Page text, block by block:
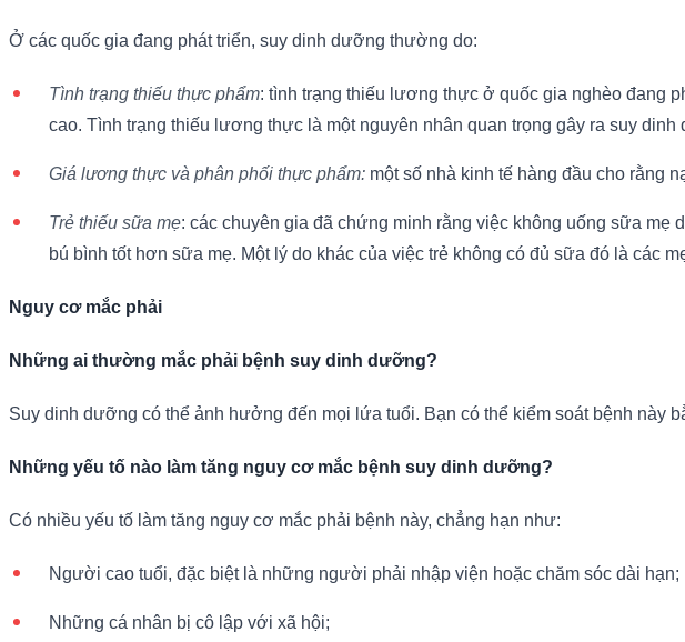
Ở các quốc gia đang phát triển, suy dinh dưỡng thường do:
Tình trạng thiếu thực phẩm: tình trạng thiếu lương thực ở quốc gia nghèo đang
cao. Tình trạng thiếu lương thực là một nguyên nhân quan trọng gây ra suy
Giá lương thực và phân phối thực phẩm: một số nhà kinh tế hàng đầu cho rằng
Trẻ thiếu sữa mẹ: các chuyên gia đã chứng minh rằng việc không uống sữa
bú bình tốt hơn sữa mẹ. Một lý do khác của việc trẻ không có đủ sữa đó là các
Nguy cơ mắc phải
Những ai thường mắc phải bệnh suy dinh dưỡng?
Suy dinh dưỡng có thể ảnh hưởng đến mọi lứa tuổi. Bạn có thể kiểm soát bệnh này
Những yếu tố nào làm tăng nguy cơ mắc bệnh suy dinh dưỡng?
Có nhiều yếu tố làm tăng nguy cơ mắc phải bệnh này, chẳng hạn như:
Người cao tuổi, đặc biệt là những người phải nhập viện hoặc chăm sóc dài hạn;
Những cá nhân bị cô lập với xã hội;